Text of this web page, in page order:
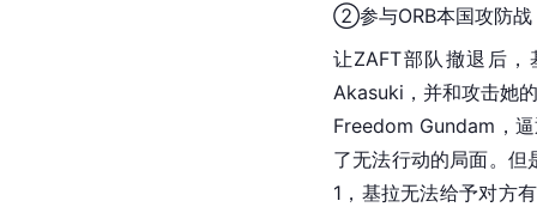
②参与ORB本国攻防战
让ZAFT部队撤退后
Akasuki，并和攻击她
Freedom Gundam，
了无法行动的局面。
1，基拉无法给予对方